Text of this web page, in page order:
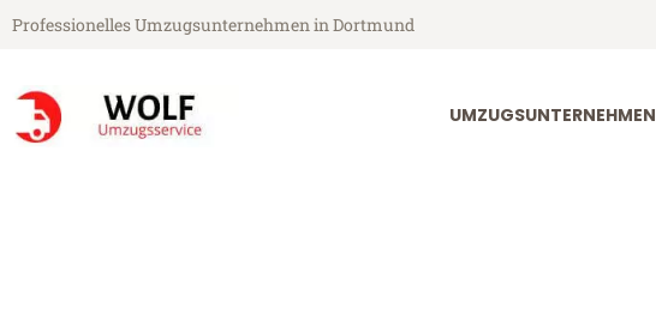
Professionelles Umzugsunternehmen in Dortmund
UMZUGSUNTERNEHMEN